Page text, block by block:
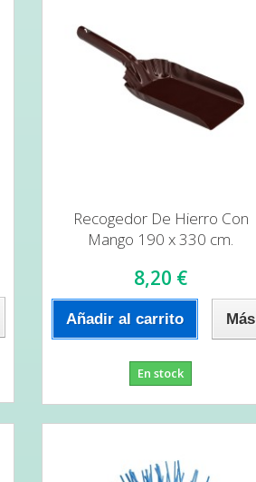
Recogedor De Hierro Con
Mango 190 x 330 cm.
8,20 €
Añadir al carrito Más
En stock